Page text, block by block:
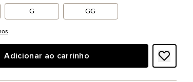
G GG
Adicionar ao carrinho